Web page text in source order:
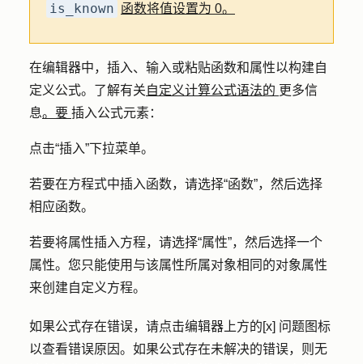
is_known 函数将值设置为 0。
在编辑器中，插入、输入或粘贴函数和属性以构建自
定义公式。了解有关自定义计算公式语法的 更多信
息。要 插入公式元素：
点击“插入”下拉菜单。
若要在方程式中插入函数，请选择“函数”，然后选择
相应函数。
若要将属性插入方程，请选择“属性”，然后选择一个
属性。您只能使用与该属性所属对象相同的对象属性
来创建自定义方程。
如果公式存在错误，请点击编辑器上方的[x] 问题图标
以查看错误原因。如果公式存在未解决的错误，则无